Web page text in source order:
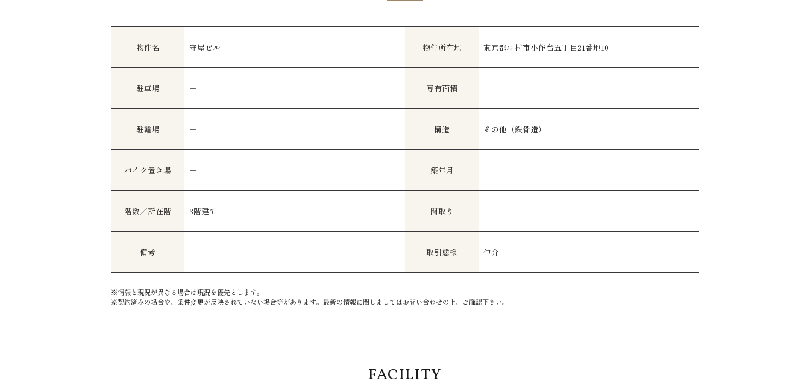
物件名 守屋ビル
駐車場 －
駐輪場 －
バイク置き場 －
階数／所在階 3階建て
備考
物件所在地 東京都羽村市小作台五丁目21番地10
専有面積
構造 その他（鉄骨造）
築年月
間取り
取引態様 仲介
※情報と現況が異なる場合は現況を優先とします。
※契約済みの場合や、条件変更が反映されていない場合等があります。最新の情報に関しましてはお問い合わせの上、ご確認下さい。
FACILITY